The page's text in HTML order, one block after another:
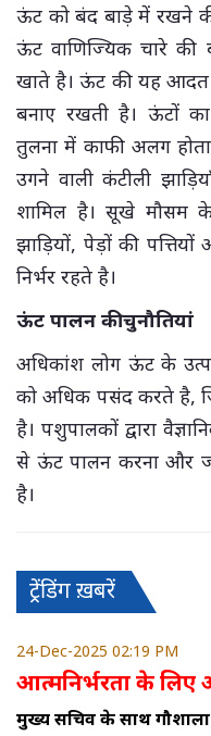
ऊंट को बंद बाड़े में रखने
ऊंट वाणिज्यिक चारे की
खाते है। ऊंट की यह आदत
बनाए रखती है। ऊंटों
तुलना में काफी अलग
उगने वाली कंटीली
शामिल है। सूखे मौसम
झाड़ियों, पेड़ों की
निर्भर रहते है।
ऊंट पालन की चुनौतियां
अधिकांश लोग ऊंट के
को अधिक पसंद करते है,
है। पशुपालकों द्वारा
से ऊंट पालन करना और
है।
ट्रेंडिंग ख़बरें
24-Dec-2025 02:19 PM
आत्मनिर्भरता के लिए
मुख्य सचिव के साथ